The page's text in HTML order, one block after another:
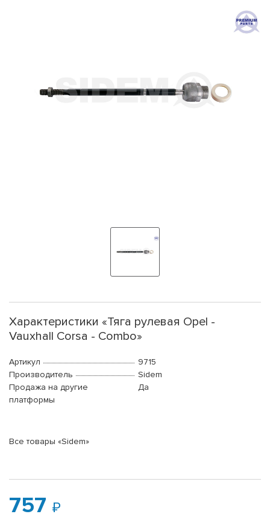
Характеристики «Тяга рулевая Opel -
Vauxhall Corsa - Combo»
Артикул
9715
Производитель
Sidem
Продажа на другие
платформы
Да
Все товары «Sidem»
757